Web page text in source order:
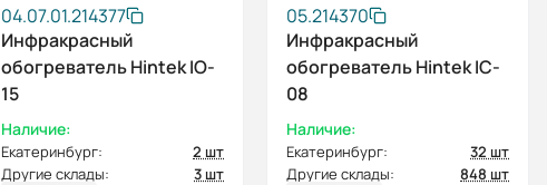
04.07.01.214377
Инфракрасный
обогреватель Hintek IO-
15
Наличие:
Екатеринбург:
2 шт
Другие склады:
3 шт
05.214370
Инфракрасный
обогреватель Hintek IC-
08
Наличие:
Екатеринбург:
32 шт
Другие склады:
848 шт